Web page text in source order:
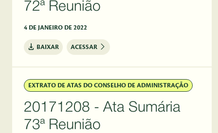
72ª Reunião
4 DE JANEIRO DE 2022
BAIXAR ACESSAR
EXTRATO DE ATAS DO CONSELHO DE ADMINISTRAÇÃO
20171208 - Ata Sumária
73ª Reunião